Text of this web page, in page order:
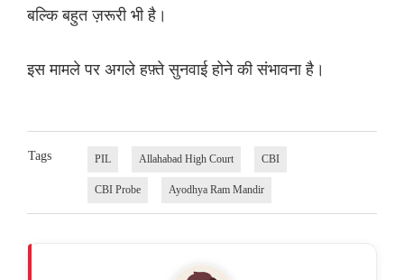
बल्कि बहुत ज़रूरी भी है।
इस मामले पर अगले हफ़्ते सुनवाई होने की संभावना है।
Tags PIL Allahabad High Court CBI
CBI Probe Ayodhya Ram Mandir